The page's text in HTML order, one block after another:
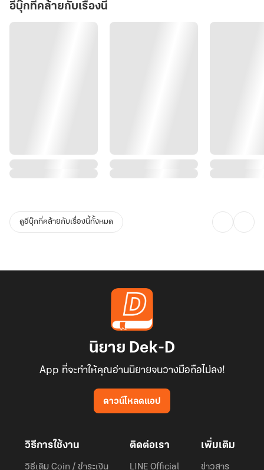
อีบุ๊กที่คล้ายกับเรื่องนี้
ดูอีบุ๊กที่คล้ายกับเรื่องนี้ทั้งหมด
นิยาย Dek-D
App ที่จะทำให้คุณอ่านนิยายจนวางมือถือไม่ลง!
ดาวน์โหลดแอป
วิธีการใช้งาน
วิธีเติม Coin / ชำระเงิน
ติดต่อเรา
LINE Official
เพิ่มเติม
ข่าวสาร